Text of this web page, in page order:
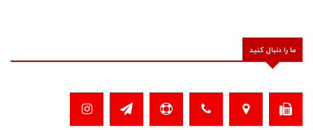
ما را دنبال کنید